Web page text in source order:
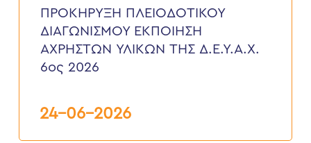
ΕΚΠΟΙΗΣΗ
ΑΧΡΗΣΤΩΝ
ΥΛΙΚΩΝ
Δ.Ε.Υ.Α.Χ.
ΠΡΟΚΗΡΥΞΗ ΠΛΕΙΟΔΟΤΙΚΟΥ
ΔΙΑΓΩΝΙΣΜΟΥ ΕΚΠΟΙΗΣΗ
ΑΧΡΗΣΤΩΝ ΥΛΙΚΩΝ ΤΗΣ Δ.Ε.Υ.Α.Χ.
6ος 2026
24-06-2026